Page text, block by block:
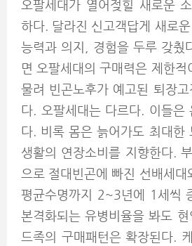
오팔세대가 열어젖힐 새로운
하다. 달라진 신고객답게 새로
능력과 의지, 경험을 두루 갖췄
면 오팔세대의 구매력은 제한
물려 빈곤노후가 예고된 퇴장
다. 오팔세대는 다르다. 이들은
다. 비록 몸은 늙어가도 최대한
생활의 연장소비를 지향한다.
으로 절대빈곤에 빠진 선배세대
평균수명까지 2~3년에 1세씩
본격화되는 유병비율을 봐도
드족의 구매패턴은 확장된다.